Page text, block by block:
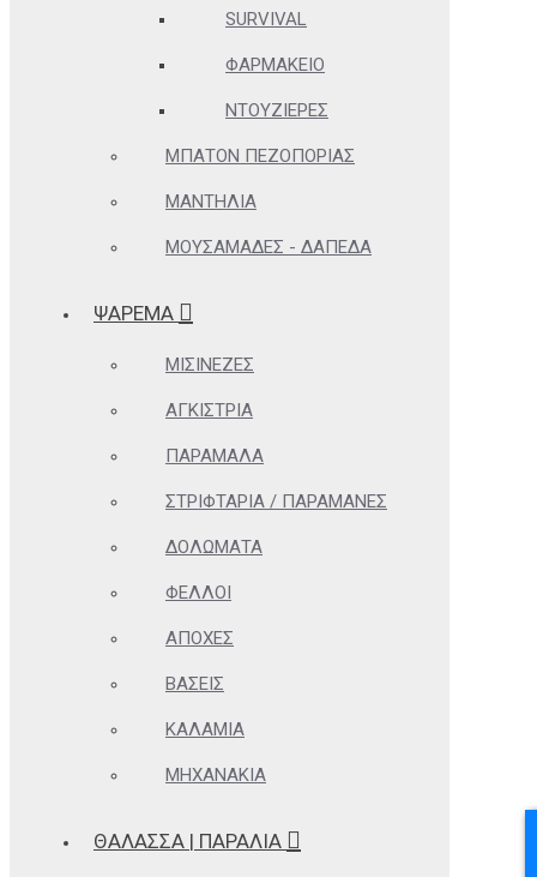
SURVIVAL
ΦΑΡΜΑΚΕΊΟ
ΝΤΟΥΖΙΈΡΕΣ
ΜΠΑΤΌΝ ΠΕΖΟΠΟΡΊΑΣ
ΜΑΝΤΉΛΙΑ
ΜΟΥΣΑΜΆΔΕΣ - ΔΆΠΕΔΑ
ΨΑΡΕΜΑ
ΜΙΣΙΝΈΖΕΣ
ΑΓΚΊΣΤΡΙΑ
ΠΑΡΆΜΑΛΑ
ΣΤΡΙΦΤΆΡΙΑ / ΠΑΡΑΜΆΝΕΣ
ΔΟΛΏΜΑΤΑ
ΦΕΛΛΟΊ
ΑΠΌΧΕΣ
ΒΆΣΕΙΣ
ΚΑΛΆΜΙΑ
ΜΗΧΑΝΆΚΙΑ
ΘΆΛΑΣΣΑ | ΠΑΡΑΛΊΑ